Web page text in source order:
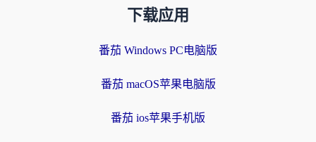
下载应用
番茄 Windows PC电脑版
番茄 macOS苹果电脑版
番茄 ios苹果手机版